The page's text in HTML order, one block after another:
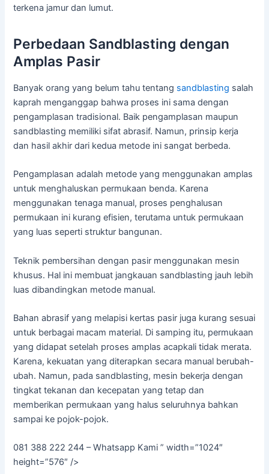
terkena jamur dan lumut.
Perbedaan Sandblasting dengan
Amplas Pasir
Banyak orang yang belum tahu tentang sandblasting salah
kaprah menganggap bahwa proses ini sama dengan
pengamplasan tradisional. Baik pengamplasan maupun
sandblasting memiliki sifat abrasif. Namun, prinsip kerja
dan hasil akhir dari kedua metode ini sangat berbeda.
Pengamplasan adalah metode yang menggunakan amplas
untuk menghaluskan permukaan benda. Karena
menggunakan tenaga manual, proses penghalusan
permukaan ini kurang efisien, terutama untuk permukaan
yang luas seperti struktur bangunan.
Teknik pembersihan dengan pasir menggunakan mesin
khusus. Hal ini membuat jangkauan sandblasting jauh lebih
luas dibandingkan metode manual.
Bahan abrasif yang melapisi kertas pasir juga kurang sesuai
untuk berbagai macam material. Di samping itu, permukaan
yang didapat setelah proses amplas acapkali tidak merata.
Karena, kekuatan yang diterapkan secara manual berubah-
ubah. Namun, pada sandblasting, mesin bekerja dengan
tingkat tekanan dan kecepatan yang tetap dan
memberikan permukaan yang halus seluruhnya bahkan
sampai ke pojok-pojok.
081 388 222 244 – Whatsapp Kami ” width=”1024″
height=”576″ />